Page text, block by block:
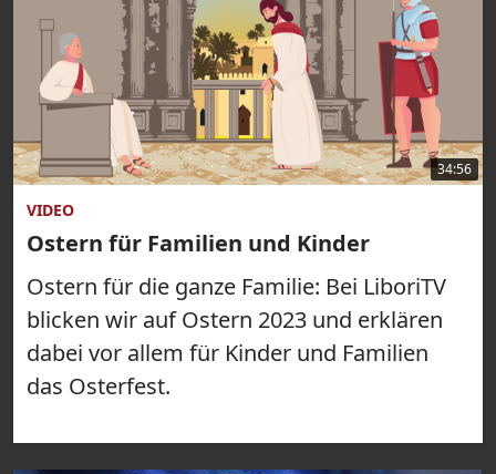
34:56
VIDEO
Ostern für Familien und Kinder
Ostern für die ganze Familie: Bei LiboriTV
blicken wir auf Ostern 2023 und erklären
dabei vor allem für Kinder und Familien
das Osterfest.